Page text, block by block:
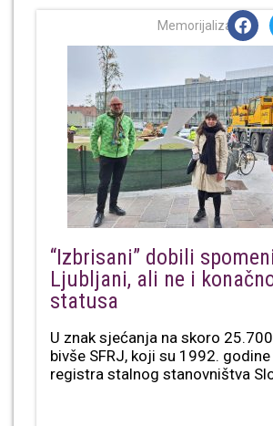
Memorijalizacija
“Izbrisani” dobili
Ljubljani, ali ne i
statusa
U znak sjećanja na skoro
bivše SFRJ, koji su 1992.
registra stalnog stanovništva